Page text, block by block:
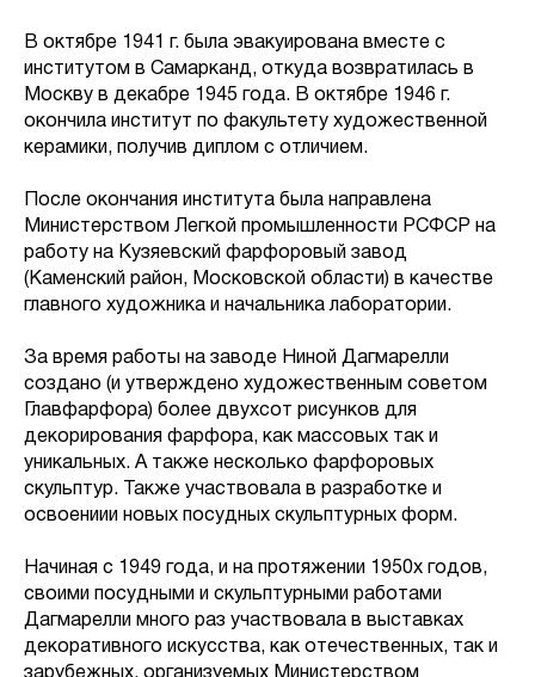
В октябре 1941 г. была эвакуирована вместе с
институтом в Самарканд, откуда возвратилась в
Москву в декабре 1945 года. В октябре 1946 г.
окончила институт по факультету художественной
керамики, получив диплом с отличием.
После окончания института была направлена
Министерством Легкой промышленности РСФСР на
работу на Кузяевский фарфоровый завод
(Каменский район, Московской области) в качестве
главного художника и начальника лаборатории.
За время работы на заводе Ниной Дагмарелли
создано (и утверждено художественным советом
Главфарфора) более двухсот рисунков для
декорирования фарфора, как массовых так и
уникальных. А также несколько фарфоровых
скульптур. Также участвовала в разработке и
освоениии новых посудных скульптурных форм.
Начиная с 1949 года, и на протяжении 1950х годов,
своими посудными и скульптурными работами
Дагмарелли много раз участвовала в выставках
декоративного искусства, как отечественных, так и
зарубежных, организуемых Министерством